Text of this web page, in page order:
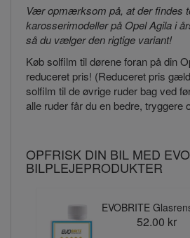
Vær opmærksom på, at der findes
karosserimodeller på Opel Agila i
så du vælger den rigtige variant!
Køb solfilm til dørene foran på din
reduceret pris! (Reduceret pris
solfilm til de øvrige ruder bag ved
alle ruder får du en bedre, tryggere
OPFRISK DIN BIL MED
BILPLEJEPRODUKTER
EVOBRITE
52.00 kr